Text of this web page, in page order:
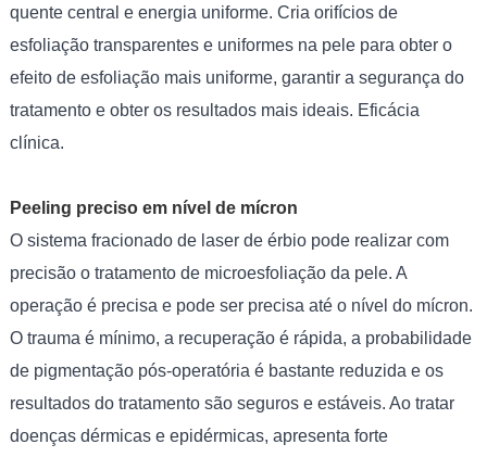
quente central e energia uniforme. Cria orifícios de
esfoliação transparentes e uniformes na pele para obter o
efeito de esfoliação mais uniforme, garantir a segurança do
tratamento e obter os resultados mais ideais. Eficácia
clínica.
Peeling preciso em nível de mícron
O sistema fracionado de laser de érbio pode realizar com
precisão o tratamento de microesfoliação da pele. A
operação é precisa e pode ser precisa até o nível do mícron.
O trauma é mínimo, a recuperação é rápida, a probabilidade
de pigmentação pós-operatória é bastante reduzida e os
resultados do tratamento são seguros e estáveis. Ao tratar
doenças dérmicas e epidérmicas, apresenta forte